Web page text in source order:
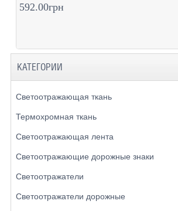
592.00грн
КАТЕГОРИИ
Светоотражающая ткань
Термохромная ткань
Светоотражающая лента
Светоотражающие дорожные знаки
Светоотражатели
Светоотражатели дорожные